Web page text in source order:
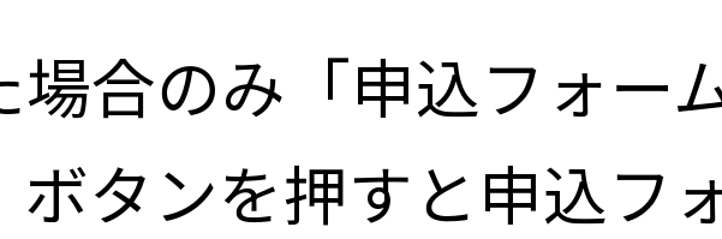
合のみ「申込フォー
タンを押すと申込フ